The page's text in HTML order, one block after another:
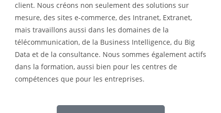
client. Nous créons non seulement des solutions sur
mesure, des sites e-commerce, des Intranet, Extranet,
mais travaillons aussi dans les domaines de la
télécommunication, de la Business Intelligence, du Big
Data et de la consultance. Nous sommes également actifs
dans la formation, aussi bien pour les centres de
compétences que pour les entreprises.